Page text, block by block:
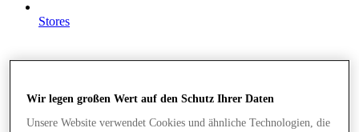
Stores
Wir legen großen Wert auf den Schutz Ihrer Daten
Unsere Website verwendet Cookies und ähnliche Technologien, die